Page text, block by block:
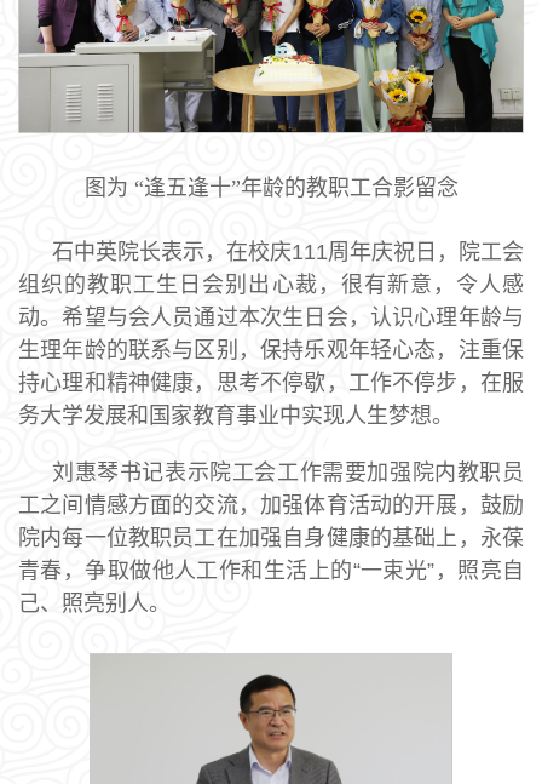
图为 “逢五逢十”年龄的教职工合影留念
石中英院长表示，在校庆111周年庆祝日，院工会
组织的教职工生日会别出心裁，很有新意，令人感
动。希望与会人员通过本次生日会，认识心理年龄与
生理年龄的联系与区别，保持乐观年轻心态，注重保
持心理和精神健康，思考不停歇，工作不停步，在服
务大学发展和国家教育事业中实现人生梦想。
刘惠琴书记表示院工会工作需要加强院内教职员
工之间情感方面的交流，加强体育活动的开展，鼓励
院内每一位教职员工在加强自身健康的基础上，永葆
青春，争取做他人工作和生活上的“一束光”，照亮自
己、照亮别人。